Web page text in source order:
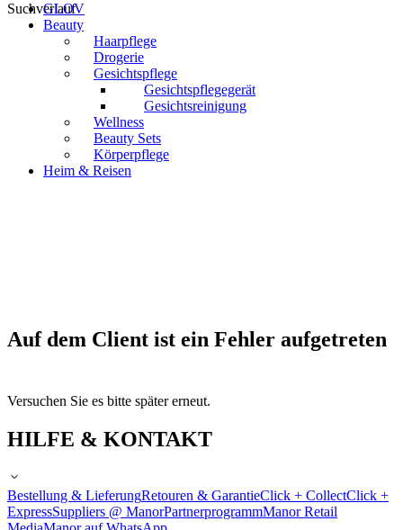
Suchverlauf
GLOV
Beauty
Haarpflege
Drogerie
Gesichtspflege
Gesichtspflegegerät
Gesichtsreinigung
Wellness
Beauty Sets
Körperpflege
Heim & Reisen
Auf dem Client ist ein Fehler aufgetreten
Versuchen Sie es bitte später erneut.
HILFE & KONTAKT
Bestellung & LieferungRetouren & GarantieClick + CollectClick +
ExpressSuppliers @ ManorPartnerprogrammManor Retail